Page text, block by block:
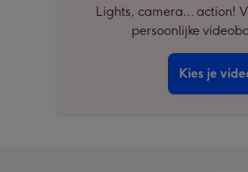
Lights, camera… action!
persoonlijke
Kies je